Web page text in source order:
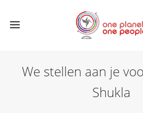
We stellen aan je
Shukla